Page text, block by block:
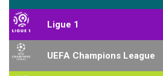
Ligue 1
UEFA Champions League